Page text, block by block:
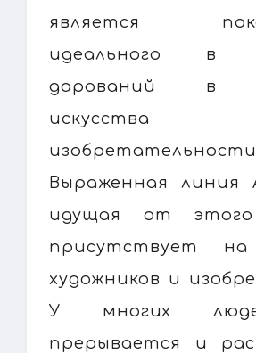
является
идеального в
дарований в
Выраженная линия
идущая от этого
присутствует на
художников и
У многих
прерывается и